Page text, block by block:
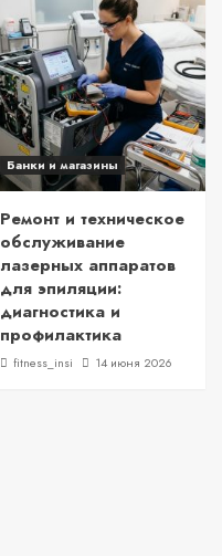
Банки и магазины
Ремонт и техническое
обслуживание
лазерных аппаратов
для эпиляции:
диагностика и
профилактика
fitness_insi 14 июня 2026